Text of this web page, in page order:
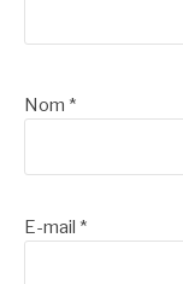
Nom *
E-mail *